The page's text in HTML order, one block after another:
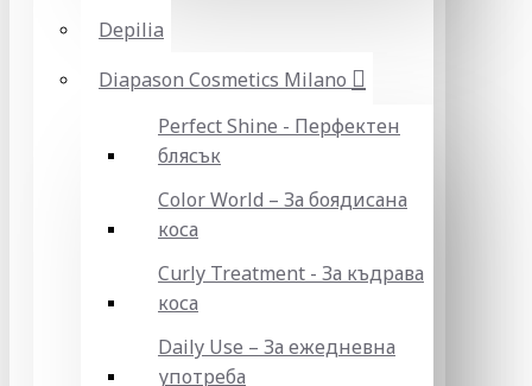
Depilia
Diapason Cosmetics Milano
Perfect Shine - Перфектен
блясък
Color World – За боядисана
коса
Curly Treatment - За къдрава
коса
Daily Use – За ежедневна
употреба